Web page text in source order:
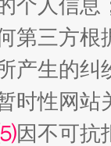
从幼
个人信息
第三方根
产生的纠
时性网
因不可抗